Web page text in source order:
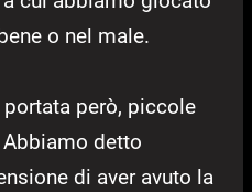
o nel male.
però, piccole
detto
di aver avuto la